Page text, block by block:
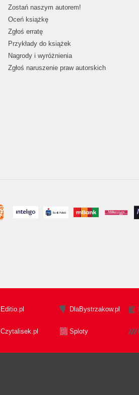
Zostań naszym autorem!
Oceń książkę
Zgłoś erratę
Przykłady do książek
Nagrody i wyróżnienia
Zgłoś naruszenie praw autorskich
Editio.pl DlaBystrzakow.pl
Czytalisek.pl Sploty